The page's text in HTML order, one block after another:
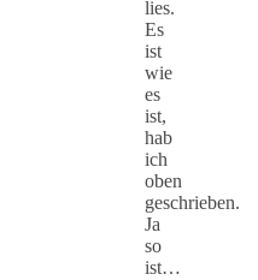
lies.
Es
ist
wie
es
ist,
hab
ich
oben
geschrieben.
Ja
so
ist…